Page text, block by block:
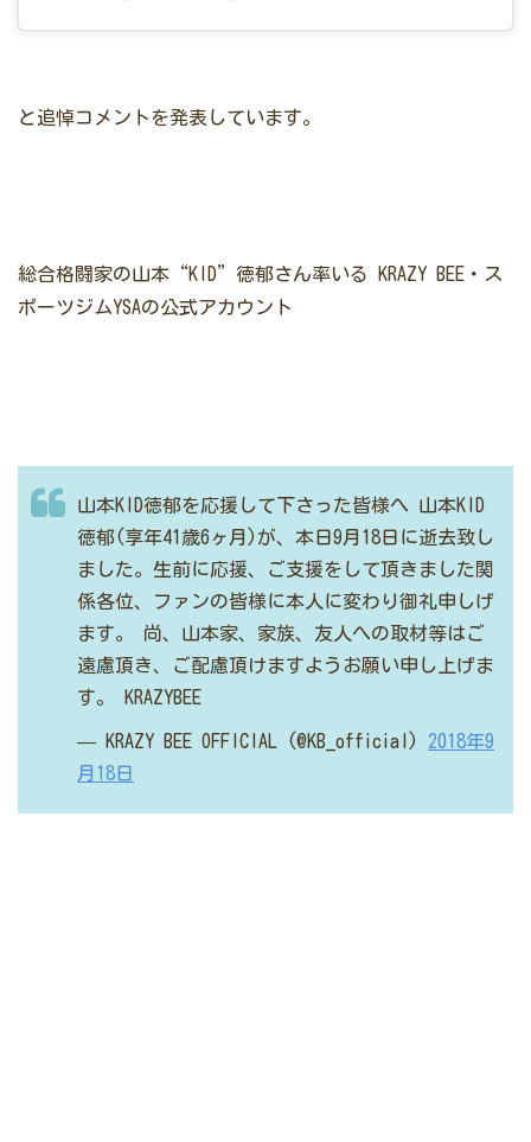
と追悼コメントを発表しています。
総合格闘家の山本“KID”徳郁さん率いる
KRAZY BEE・ス
ポーツジムYSAの公式アカウント
山本KID徳郁を応援して下さった皆様へ 山本KID
徳郁(享年41歳6ヶ月)が、本日9月18日に逝去致し
ました。生前に応援、ご支援をして頂きました関
係各位、ファンの皆様に本人に変わり御礼申しげ
ます。
尚、山本家、家族、友人への取材等はご
遠慮頂き、ご配慮頂けますようお願い申し上げま
す。
KRAZYBEE
— KRAZY BEE OFFICIAL (@KB_official) 2018年9
月18日